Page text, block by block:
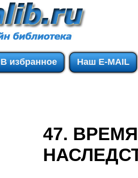
В избранное Наш E-MAIL
47.